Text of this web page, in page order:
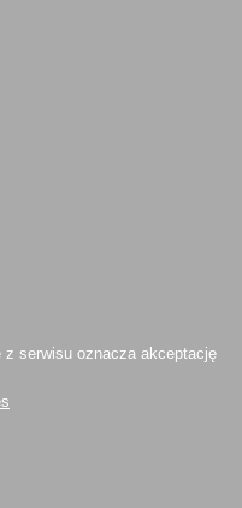
z serwisu oznacza akceptację